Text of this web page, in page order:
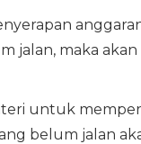
jalan, maka akan
untuk
belum jalan